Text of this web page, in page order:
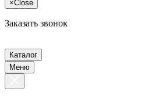
×Close
Заказать звонок
Каталог
Меню